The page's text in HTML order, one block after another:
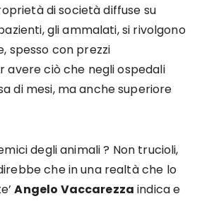
di società diffuse su
gli ammalati, si rivolgono
spesso con prezzi
avere ciò che negli ospedali
di mesi, ma anche superiore
degli animali ? Non trucioli,
che in una realtà che lo
Angelo Vaccarezza indica e